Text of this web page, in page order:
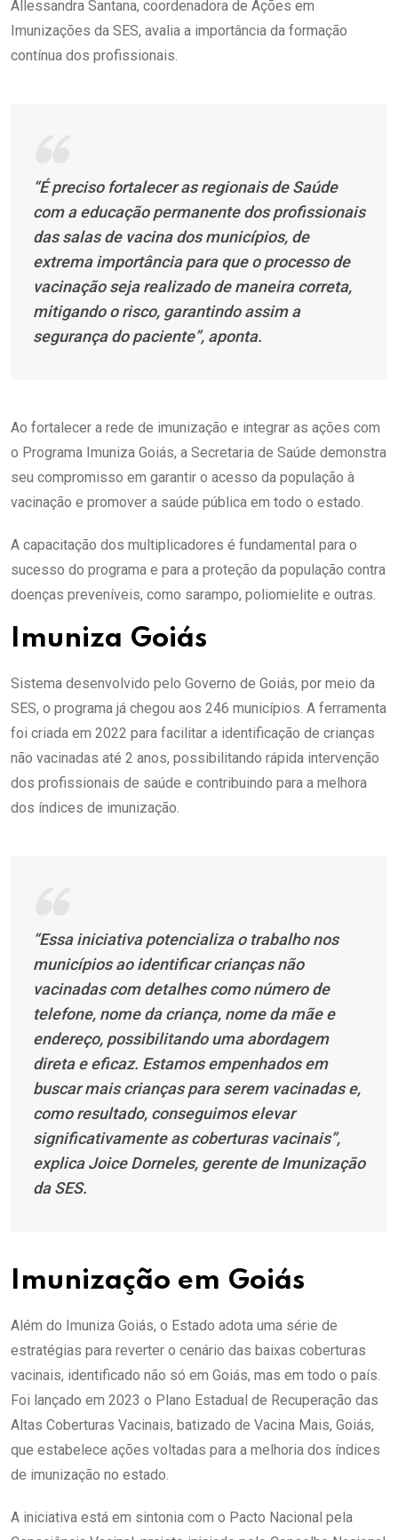
Allessandra Santana, coordenadora de Ações em
Imunizações da SES, avalia a importância da formação
contínua dos profissionais.
“É preciso fortalecer as regionais de Saúde
com a educação permanente dos profissionais
das salas de vacina dos municípios, de
extrema importância para que o processo de
vacinação seja realizado de maneira correta,
mitigando o risco, garantindo assim a
segurança do paciente”, aponta.
Ao fortalecer a rede de imunização e integrar as ações com
o Programa Imuniza Goiás, a Secretaria de Saúde demonstra
seu compromisso em garantir o acesso da população à
vacinação e promover a saúde pública em todo o estado.
A capacitação dos multiplicadores é fundamental para o
sucesso do programa e para a proteção da população contra
doenças preveníveis, como sarampo, poliomielite e outras.
Imuniza Goiás
Sistema desenvolvido pelo Governo de Goiás, por meio da
SES, o programa já chegou aos 246 municípios. A ferramenta
foi criada em 2022 para facilitar a identificação de crianças
não vacinadas até 2 anos, possibilitando rápida intervenção
dos profissionais de saúde e contribuindo para a melhora
dos índices de imunização.
“Essa iniciativa potencializa o trabalho nos
municípios ao identificar crianças não
vacinadas com detalhes como número de
telefone, nome da criança, nome da mãe e
endereço, possibilitando uma abordagem
direta e eficaz. Estamos empenhados em
buscar mais crianças para serem vacinadas e,
como resultado, conseguimos elevar
significativamente as coberturas vacinais”,
explica Joice Dorneles, gerente de Imunização
da SES.
Imunização em Goiás
Além do Imuniza Goiás, o Estado adota uma série de
estratégias para reverter o cenário das baixas coberturas
vacinais, identificado não só em Goiás, mas em todo o país.
Foi lançado em 2023 o Plano Estadual de Recuperação das
Altas Coberturas Vacinais, batizado de Vacina Mais, Goiás,
que estabelece ações voltadas para a melhoria dos índices
de imunização no estado.
A iniciativa está em sintonia com o Pacto Nacional pela